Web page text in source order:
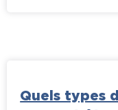
Quels types